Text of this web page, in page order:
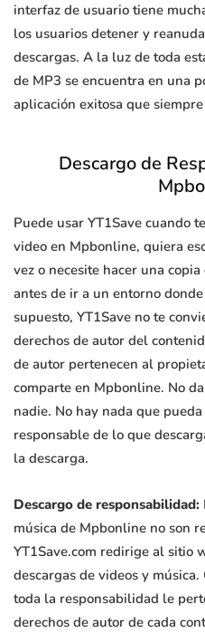
interfaz de usuario tiene
los usuarios detener y
descargas. A la luz de toda
de MP3 se encuentra en una
aplicación exitosa que
Descargo de
Puede usar YT1Save cuando
video en Mpbonline, quiera
vez o necesite hacer una
antes de ir a un entorno
supuesto, YT1Save no te
derechos de autor del
de autor pertenecen al
comparte en Mpbonline. No
nadie. No hay nada que
responsable de lo que
la descarga.
Descargo de responsabilidad:
música de Mpbonline no son
YT1Save.com redirige al sitio
descargas de videos y
toda la responsabilidad le
derechos de autor de cada